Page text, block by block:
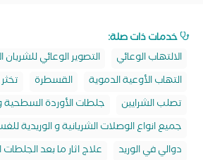
خدمات ذات صلة:
الالتهاب الوعائي
التصوير الوعائي للشريان
التهاب الأوعية الدموية
القسطرة
تصلب الشرايين
جلطات الأوردة السطحية
جميع انواع الوصلات الشريانية و الوريدية
دوالي في الوريد
علاج اثار ما بعد